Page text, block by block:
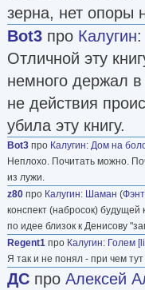
зерна, нет опоры
Bot3 про Калугин:
Отличной эту
немного держал
не действия
убила эту книгу.
Bot3 про Калугин: Дом на
Неплохо. Почитать можно.
из лужи.
z80 про Калугин: Шаман (
конспект (набросок)
по идее близок к Денисову
Regent1 про Калугин: Голем
Я так и не понял - при чем
ДС про Алексей